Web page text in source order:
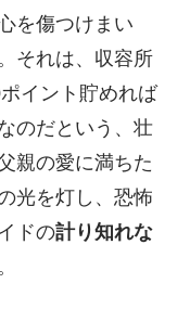
を傷つけまい
それは、収容所
イント貯めれば
のだという、壮
親の愛に満ちた
光を灯し、恐怖
ドの計り知れな